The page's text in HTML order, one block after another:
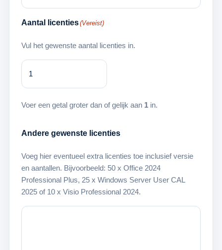
Aantal licenties(Vereist)
Vul het gewenste aantal licenties in.
Voer een getal groter dan of gelijk aan 1 in.
Andere gewenste licenties
Voeg hier eventueel extra licenties toe inclusief versie
en aantallen. Bijvoorbeeld: 50 x Office 2024
Professional Plus, 25 x Windows Server User CAL
2025 of 10 x Visio Professional 2024.